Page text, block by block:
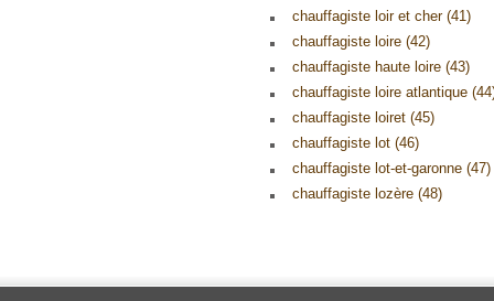
chauffagiste loir et cher (41)
chauffagiste loire (42)
chauffagiste haute loire (43)
chauffagiste loire atlantique
chauffagiste loiret (45)
chauffagiste lot (46)
chauffagiste lot-et-garonne (47)
chauffagiste lozère (48)